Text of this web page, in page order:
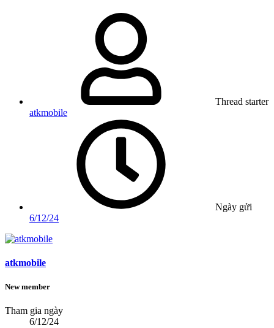
Thread starter
atkmobile
Ngày gửi
6/12/24
atkmobile
New member
Tham gia ngày
6/12/24